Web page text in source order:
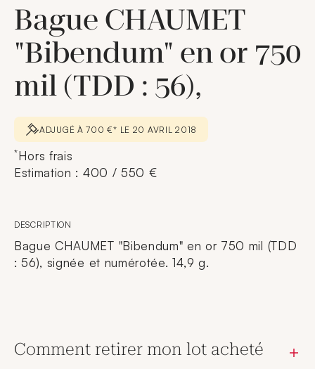
Bague CHAUMET
"Bibendum" en or 750
mil (TDD : 56),
ADJUGÉ À 700 €* LE 20 AVRIL 2018
*Hors frais
Estimation : 400 / 550 €
DESCRIPTION
Bague CHAUMET "Bibendum" en or 750 mil (TDD
: 56), signée et numérotée. 14,9 g.
Comment retirer mon lot acheté